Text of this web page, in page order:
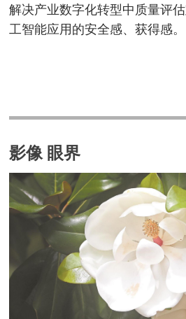
解决产业数字化转型中质量评
工智能应用的安全感、获得感。
影像 眼界